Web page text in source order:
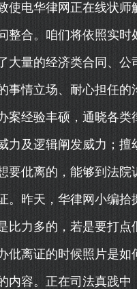
使电华律网正在线状师
整合。咱们将依照实时
大量的经济类合同、公
事情立场、耐心担任
案经验丰硕，通晓各
及逻辑阐发威力；擅
要仳离的，能够到法
昨天，华律网小编拾
比力多的，若是要打
仳离证的时候照片是
内容。正在司法真践